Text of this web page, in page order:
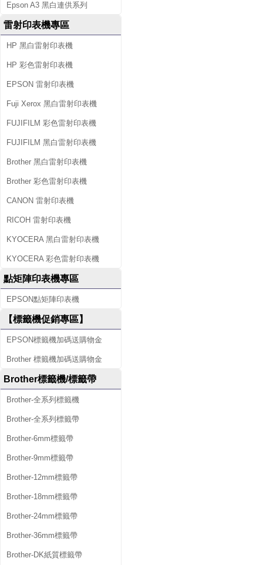
Epson A3 黑白連供系列
雷射印表機專區
HP 黑白雷射印表機
HP 彩色雷射印表機
EPSON 雷射印表機
Fuji Xerox 黑白雷射印表機
FUJIFILM 彩色雷射印表機
FUJIFILM 黑白雷射印表機
Brother 黑白雷射印表機
Brother 彩色雷射印表機
CANON 雷射印表機
RICOH 雷射印表機
KYOCERA 黑白雷射印表機
KYOCERA 彩色雷射印表機
點矩陣印表機專區
EPSON點矩陣印表機
【標籤機促銷專區】
EPSON標籤機加碼送購物金
Brother 標籤機加碼送購物金
Brother標籤機/標籤帶
Brother-全系列標籤機
Brother-全系列標籤帶
Brother-6mm標籤帶
Brother-9mm標籤帶
Brother-12mm標籤帶
Brother-18mm標籤帶
Brother-24mm標籤帶
Brother-36mm標籤帶
Brother-DK紙質標籤帶